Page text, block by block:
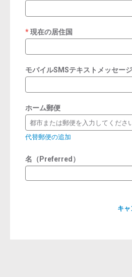
現在の居住国
required
モバイルSMSテキストメッセー
ホーム郵便
都市または郵便を入力してくださ
代替郵便の追加
名（Preferred）
キ